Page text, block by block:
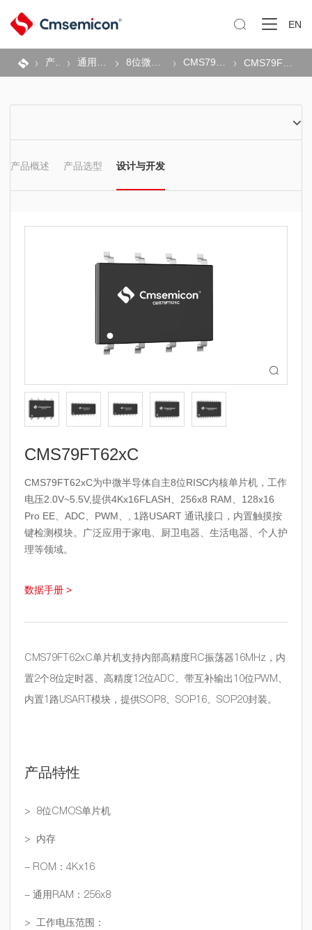
 EN
产品概述 产品选型 设计与开发
CMS79FT62xC
CMS79FT62xC为中微半导体自主8位RISC内核单片机，工作
电压2.0V~5.5V,提供4Kx16FLASH、256x8 RAM、128x16
Pro EE、ADC、PWM、, 1路USART 通讯接口，内置触摸按
键检测模块。广泛应用于家电、厨卫电器、生活电器、个人护
理等领域。
数据手册 >

CMS79FT62xC单片机支持内部高精度RC振荡器16MHz，内
置2个8位定时器、高精度12位ADC、带互补输出10位PWM、
内置1路USART模块，提供SOP8、SOP16、SOP20封装。
产品特性
> 8位CMOS单片机
> 内存
- ROM：4Kx16
- 通用RAM：256x8
> 工作电压范围：